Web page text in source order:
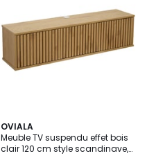
OVIALA
Meuble TV suspendu effet bois
clair 120 cm style scandinave,